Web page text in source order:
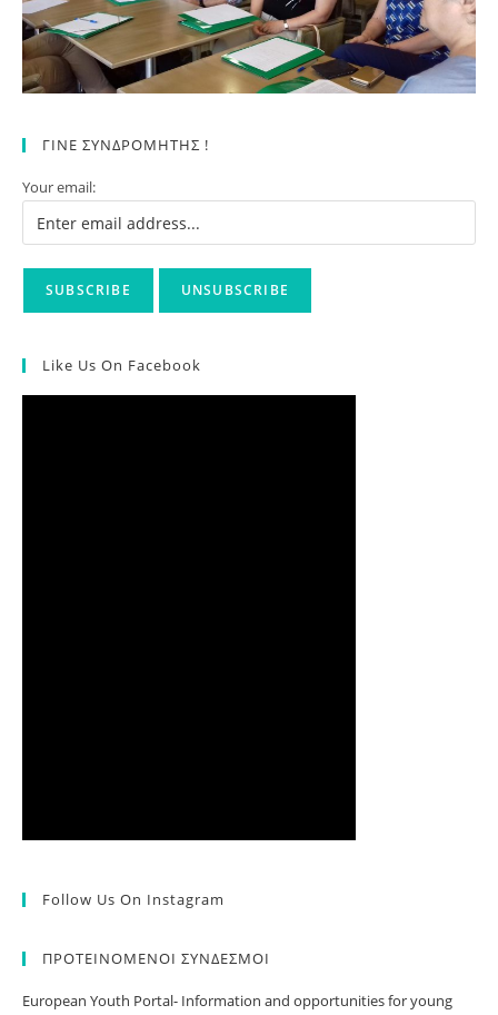
ΓΙΝΕ ΣΥΝΔΡΟΜΗΤΗΣ !
Your email:
Like Us On Facebook
Follow Us On Instagram
ΠΡΟΤΕΙΝΟΜΕΝΟΙ ΣΥΝΔΕΣΜΟΙ
European Youth Portal- Information and opportunities for young